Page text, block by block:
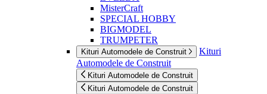
MisterCraft
SPECIAL HOBBY
BIGMODEL
TRUMPETER
Kituri Automodele de Construit
Kituri
Automodele de Construit
Kituri Automodele de Construit
Kituri Automodele de Construit